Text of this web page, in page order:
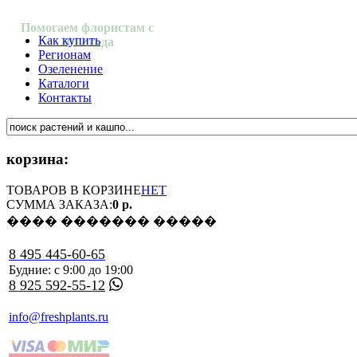
Помогаем флористам с
2012 года
Как купить
Регионам
Озеленение
Каталоги
Контакты
корзина:
ТОВАРОВ В КОРЗИНЕНЕТ
СУММА ЗАКАЗА:0 р.
���� ������� �����
8 495 445-60-65
Будние: с 9:00 до 19:00
8 925 592-55-12
info@freshplants.ru